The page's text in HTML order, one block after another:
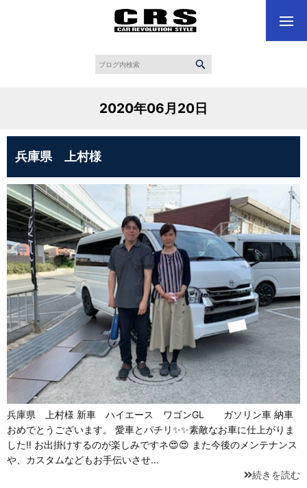
2020年06月20日
兵庫県 上村様
兵庫県 上村様 新車 ハイエース ワゴンGL ガソリン車 納車
おめでとうございます。 愛車とパチリ✨✨素敵なお車に仕上がりま
した‼ お出掛けするのが楽しみですネ😍😍 また今後のメンテナンス
や、カスタムなどもお手伝いさせ…
続きを読む